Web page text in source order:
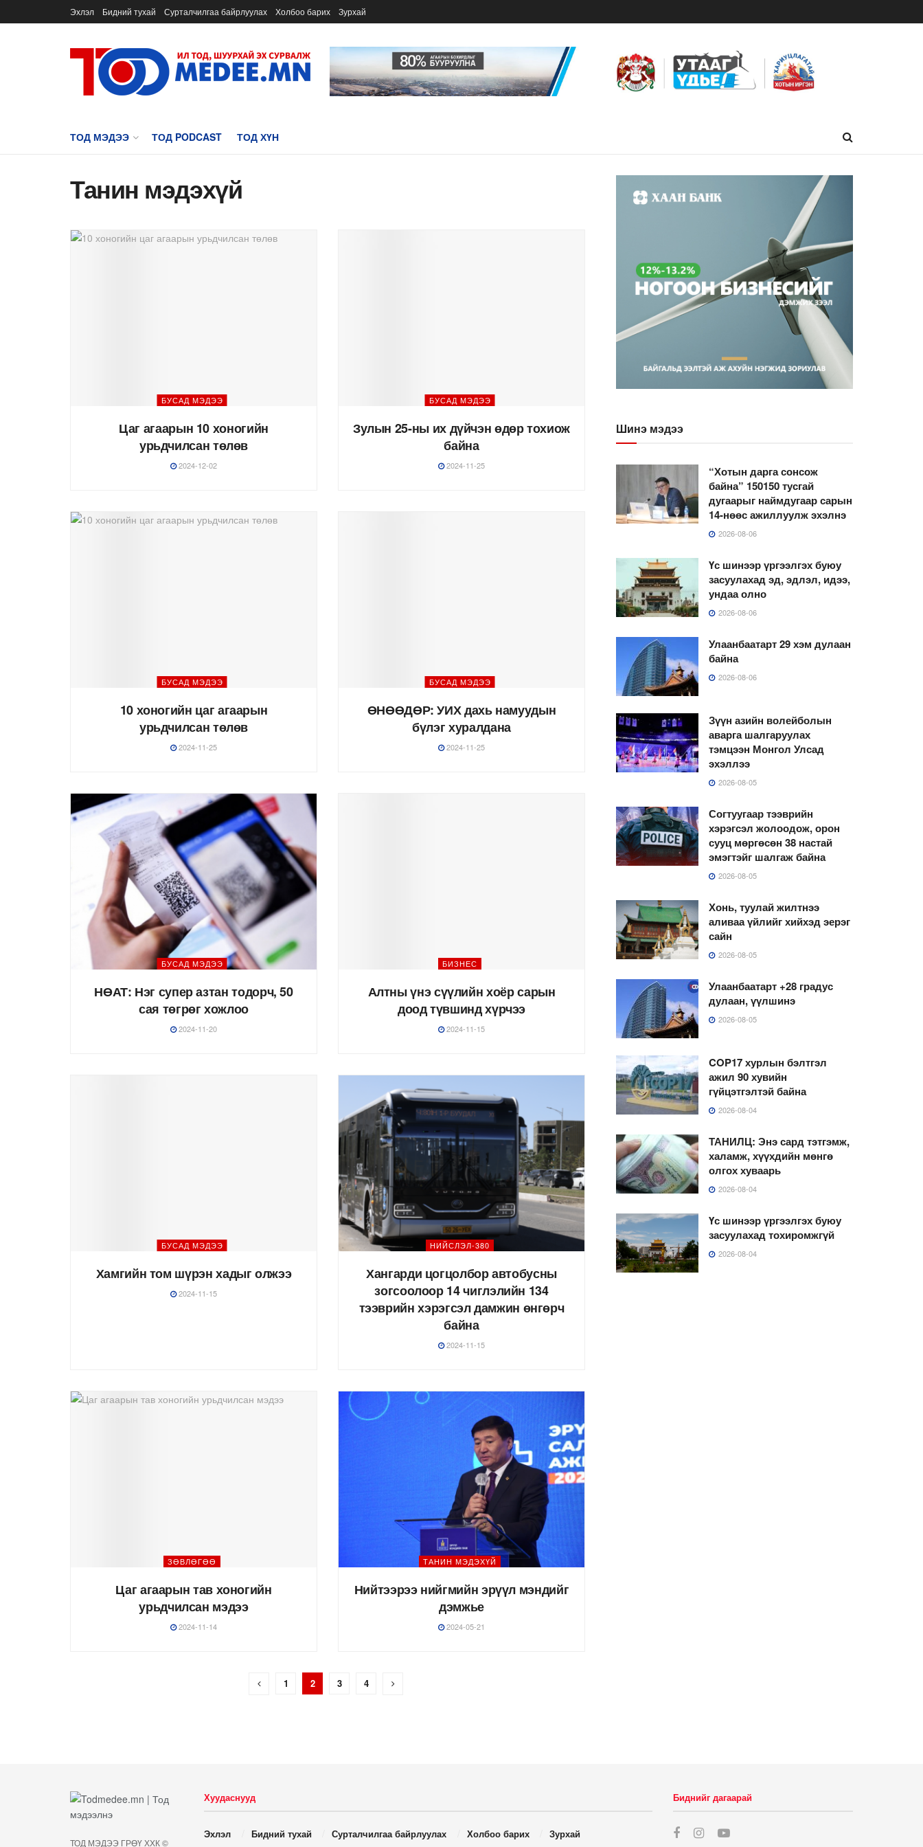
Эхлэл Бидний тухай Сурталчилгаа байрлуулах Холбоо барих Зурхай
ТОД МЭДЭЭ ТОД PODCAST ТОД ХҮН
Танин мэдэхүй
БУСАД МЭДЭЭ
Цаг агаарын 10 хоногийн
урьдчилсан төлөв
2024-12-02
БУСАД МЭДЭЭ
Зулын 25-ны их дүйчэн өдөр тохиож
байна
2024-11-25
БУСАД МЭДЭЭ
10 хоногийн цаг агаарын
урьдчилсан төлөв
2024-11-25
БУСАД МЭДЭЭ
ӨНӨӨДӨР: УИХ дахь намуудын
бүлэг хуралдана
2024-11-25
БУСАД МЭДЭЭ
НӨАТ: Нэг супер азтан тодорч, 50
сая төгрөг хожлоо
2024-11-20
БИЗНЕС
Алтны үнэ сүүлийн хоёр сарын
доод түвшинд хүрчээ
2024-11-15
БУСАД МЭДЭЭ
Хамгийн том шүрэн хадыг олжээ
2024-11-15
НИЙСЛЭЛ-380
Хангарди цогцолбор автобусны
зогсоолоор 14 чиглэлийн 134
тээврийн хэрэгсэл дамжин өнгөрч
байна
2024-11-15
ЗӨВЛӨГӨӨ
Цаг агаарын тав хоногийн
урьдчилсан мэдээ
2024-11-14
ТАНИН МЭДЭХҮЙ
Нийтээрээ нийгмийн эрүүл мэндийг
дэмжье
2024-05-21
1 2 3 4
Шинэ мэдээ
“Хотын дарга сонсож
байна” 150150 тусгай
дугаарыг наймдугаар сарын
14-нөөс ажиллуулж эхэлнэ
2026-08-06
Үс шинээр үргээлгэх буюу
засуулахад эд, эдлэл, идээ,
ундаа олно
2026-08-06
Улаанбаатарт 29 хэм дулаан
байна
2026-08-06
Зүүн азийн волейболын
аварга шалгаруулах
тэмцээн Монгол Улсад
эхэллээ
2026-08-05
Согтуугаар тээврийн
хэрэгсэл жолоодож, орон
сууц мөргөсөн 38 настай
эмэгтэйг шалгаж байна
2026-08-05
Хонь, туулай жилтнээ
аливаа үйлийг хийхэд эерэг
сайн
2026-08-05
Улаанбаатарт +28 градус
дулаан, үүлшинэ
2026-08-05
COP17 хурлын бэлтгэл
ажил 90 хувийн
гүйцэтгэлтэй байна
2026-08-04
ТАНИЛЦ: Энэ сард тэтгэмж,
халамж, хүүхдийн мөнгө
олгох хуваарь
2026-08-04
Үс шинээр үргээлгэх буюу
засуулахад тохиромжгүй
2026-08-04
ТОД МЭДЭЭ ГРӨҮ ХХК ©
Хуудаснууд
Эхлэл Бидний тухай Сурталчилгаа байрлуулах Холбоо барих Зурхай
Биднийг дагаарай